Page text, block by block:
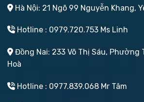
Hà Nội: 21 Ngõ 99 Nguyễn Khang,
Hotline : 0979.720.753 Ms Linh
Đồng Nai: 233 Võ Thị Sáu, Phường
Hoà
Hotline : 0977.839.068 Mr Tâm